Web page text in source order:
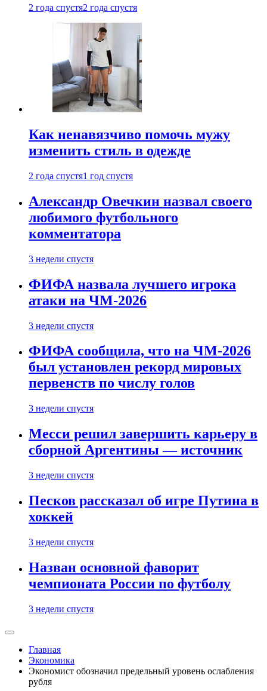
2 года спустя2 года спустя
Как ненавязчиво помочь мужу
изменить стиль в одежде
2 года спустя1 год спустя
Александр Овечкин назвал своего
любимого футбольного
комментатора
3 недели спустя
ФИФА назвала лучшего игрока
атаки на ЧМ-2026
3 недели спустя
ФИФА сообщила, что на ЧМ-2026
был установлен рекорд мировых
первенств по числу голов
3 недели спустя
Месси решил завершить карьеру в
сборной Аргентины — источник
3 недели спустя
Песков рассказал об игре Путина в
хоккей
3 недели спустя
Назван основной фаворит
чемпионата России по футболу
3 недели спустя
Главная
Экономика
Экономист обозначил предельный уровень ослабления
рубля